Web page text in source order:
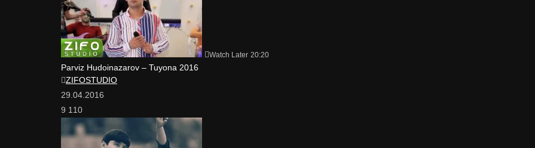
Watch Later 20:20
Parviz Hudoinazarov – Tuyona 2016
ZIFOSTUDIO
29.04.2016
9 110